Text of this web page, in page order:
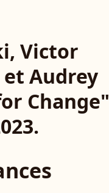
Victor
Audrey
Change"